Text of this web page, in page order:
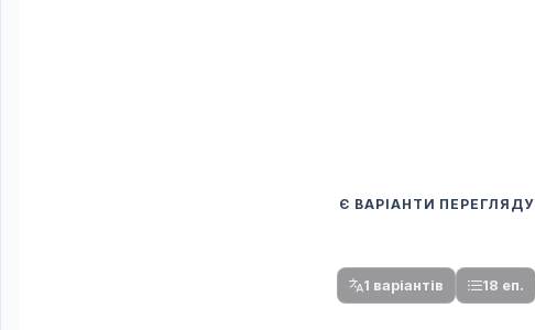
Є ВАРІАНТИ ПЕРЕГЛЯДУ
1 варіантів 18 еп.